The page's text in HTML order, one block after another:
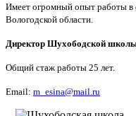
Имеет огромный опыт работы в
Вологодской области.
Директор Шухободской школы
Общий стаж работы 25 лет.
Email: m_esina@mail.ru